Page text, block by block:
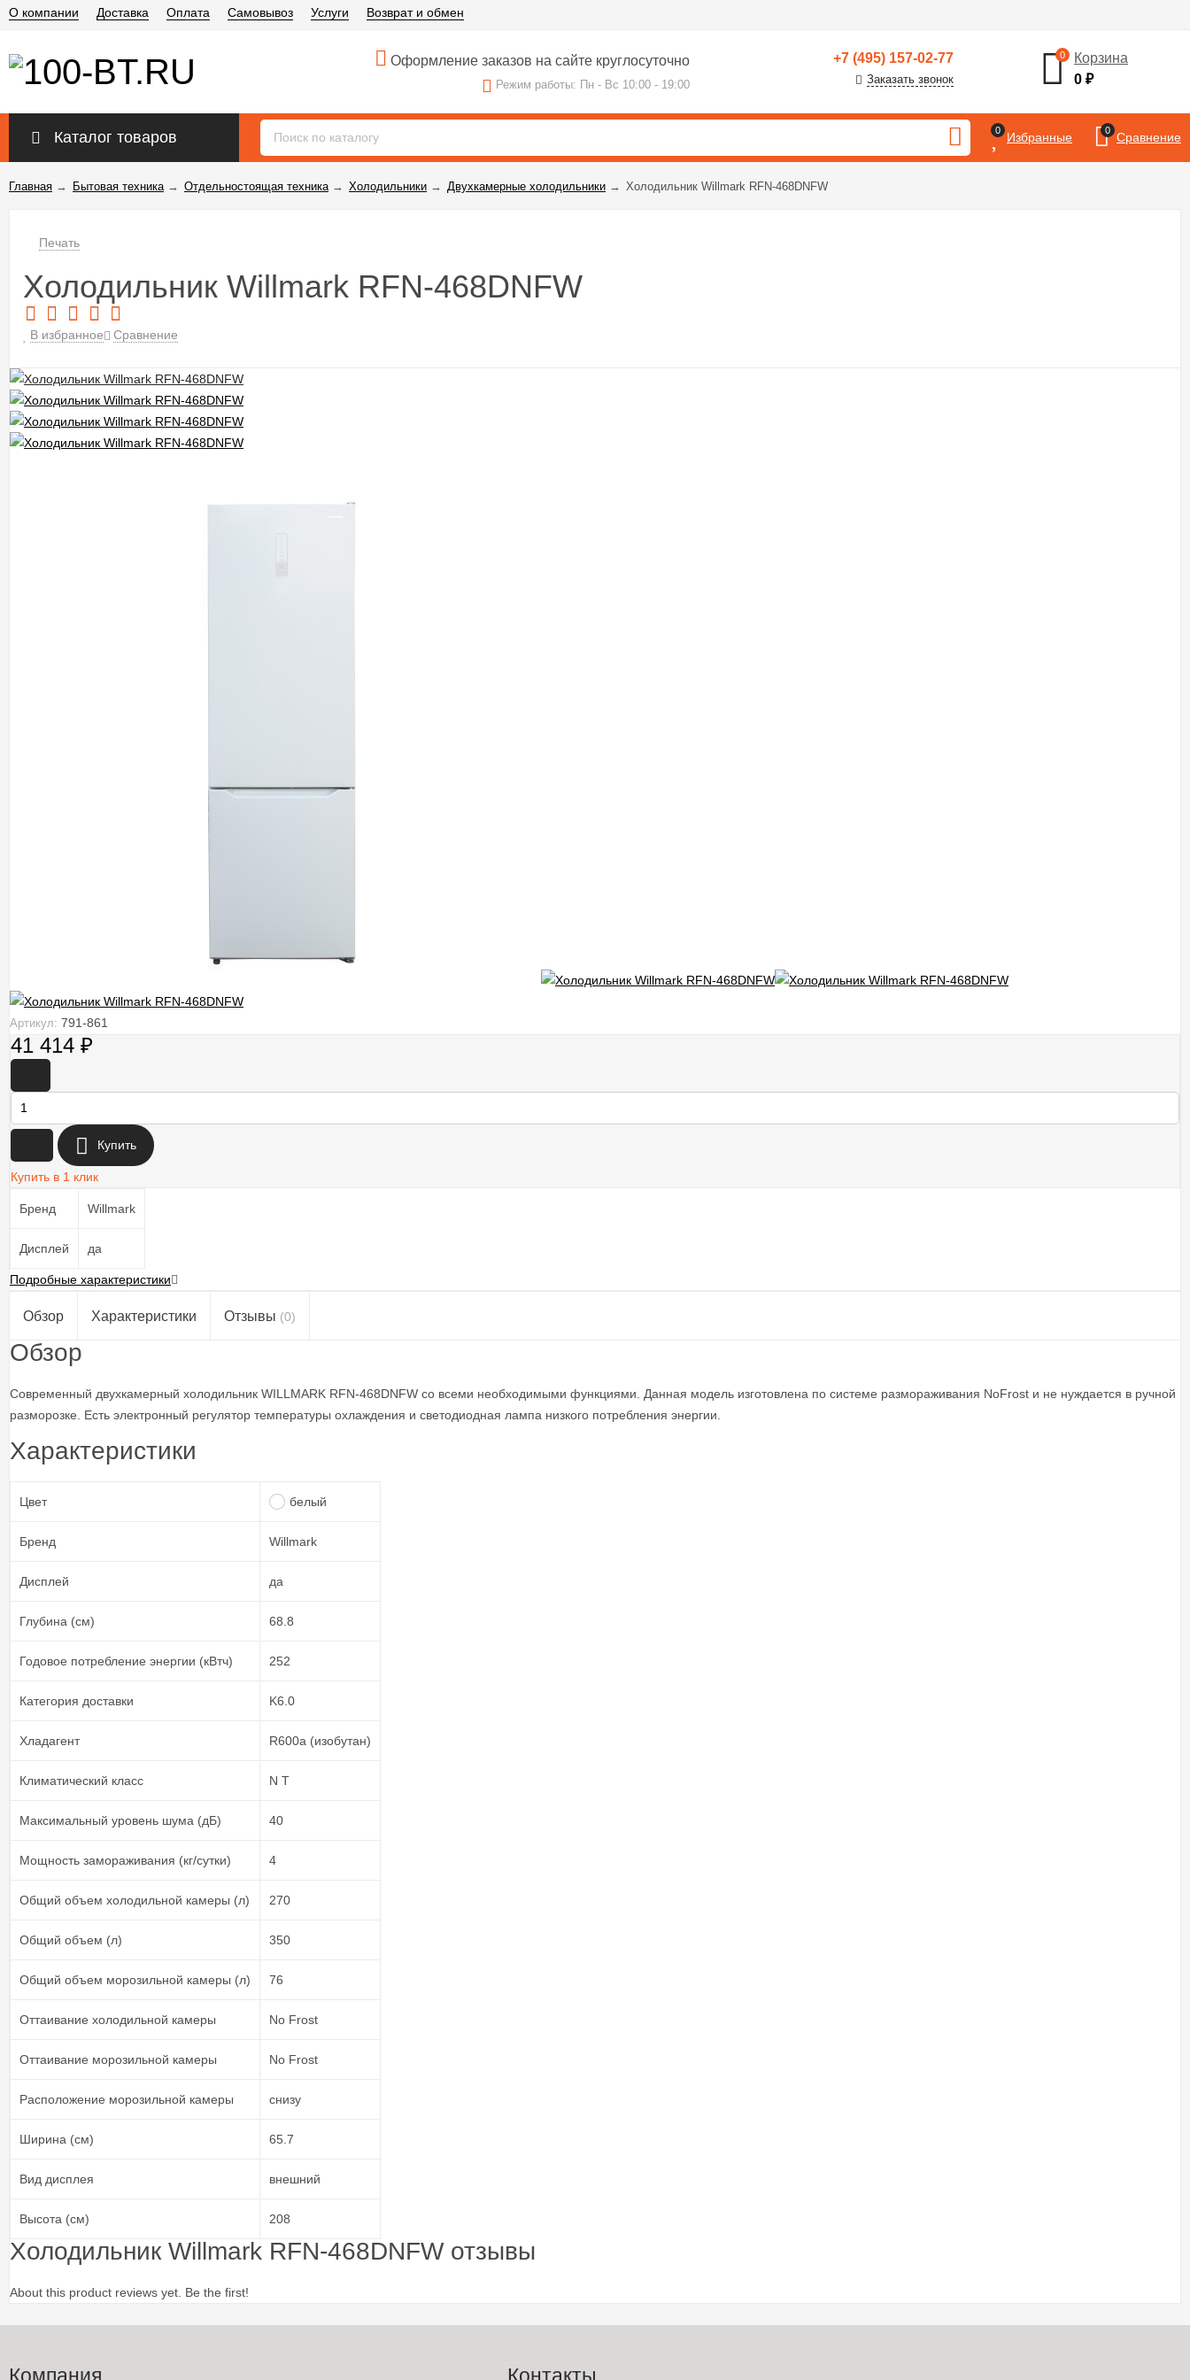
О компании Доставка Оплата Самовывоз Услуги Возврат и обмен
Оформление заказов на сайте круглосуточно
Режим работы: Пн - Вс 10:00 - 19:00
+7 (495) 157-02-77
Заказать звонок
0
Корзина
0₽
Каталог товаров 0 Избранные 0 Сравнение
Главная → Бытовая техника→ Отдельностоящая техника→ Холодильники → Двухкамерные холодильники → Холодильник Willmark RFN-468DNFW
Печать
Холодильник Willmark RFN-468DNFW
В избранное Сравнение
Артикул: 791-861
41 414 ₽
Купить
Купить в 1 клик
Бренд Willmark
Дисплей да
Подробные характеристики
Обзор Характеристики Отзывы (0)
Обзор
Современный двухкамерный холодильник WILLMARK RFN-468DNFW со всеми необходимыми функциями. Данная модель изготовлена по системе размораживания NoFrost и не нуждается в ручной
разморозке. Есть электронный регулятор температуры охлаждения и светодиодная лампа низкого потребления энергии.
Характеристики
Цвет белый
Бренд Willmark
Дисплей да
Глубина (см) 68.8
Годовое потребление энергии (кВтч) 252
Категория доставки K6.0
Хладагент R600a (изобутан)
Климатический класс N T
Максимальный уровень шума (дБ) 40
Мощность замораживания (кг/сутки) 4
Общий объем холодильной камеры (л) 270
Общий объем (л) 350
Общий объем морозильной камеры (л) 76
Оттаивание холодильной камеры No Frost
Оттаивание морозильной камеры No Frost
Расположение морозильной камеры снизу
Ширина (см) 65.7
Вид дисплея внешний
Высота (см) 208
Холодильник Willmark RFN-468DNFW отзывы
About this product reviews yet. Be the first!